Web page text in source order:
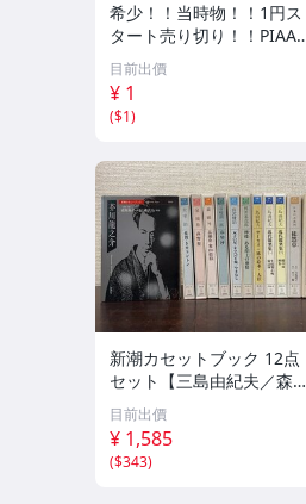
希少！！当時物！！1円ス
タート売り切り！！PIAA
CLUB SPORTS GOODS ア
ルミケース 収納
目前出價
¥ 1
($1)
新潮カセットブック 12点
セット【三島由紀夫／森外
／太宰治／芥川龍之介／谷
崎潤一郎／宮沢賢治／他】
新潮社
目前出價
¥ 1,585
($343)